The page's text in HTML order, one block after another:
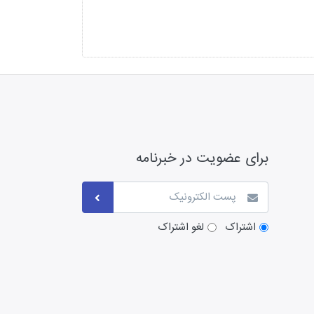
برای عضویت در خبرنامه
اشتراک لغو اشتراک